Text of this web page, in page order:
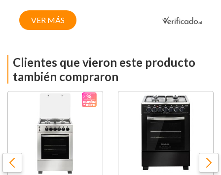
VER MÁS
Clientes que vieron este producto
también compraron